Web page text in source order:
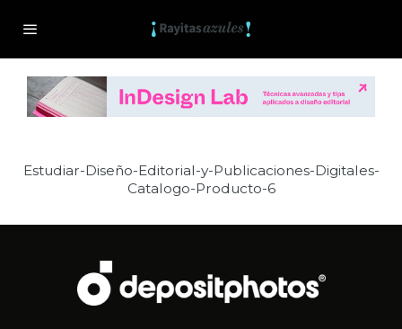
Estudiar-Diseño-Editorial-y-Publicaciones-Digitales-
Catalogo-Producto-6